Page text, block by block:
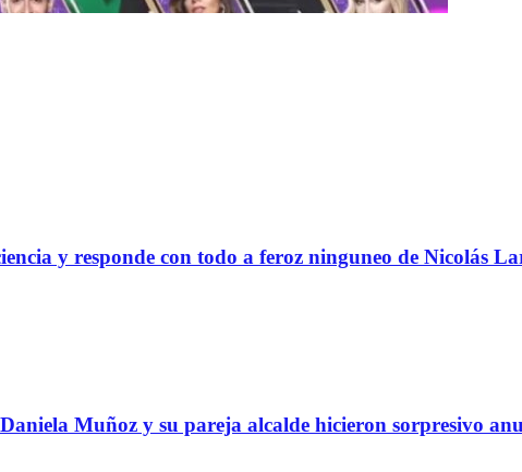
y responde con todo a feroz ninguneo de Nicolás
Muñoz y su pareja alcalde hicieron sorpresivo